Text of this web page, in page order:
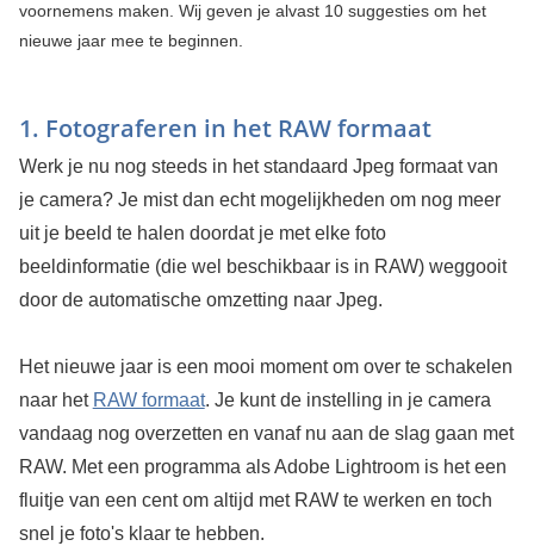
voornemens maken. Wij geven je alvast 10 suggesties om het
nieuwe jaar mee te beginnen.
1. Fotograferen in het RAW formaat
Werk je nu nog steeds in het standaard Jpeg formaat van
je camera? Je mist dan echt mogelijkheden om nog meer
uit je beeld te halen doordat je met elke foto
beeldinformatie (die wel beschikbaar is in RAW) weggooit
door de automatische omzetting naar Jpeg.
Het nieuwe jaar is een mooi moment om over te schakelen
naar het RAW formaat. Je kunt de instelling in je camera
vandaag nog overzetten en vanaf nu aan de slag gaan met
RAW. Met een programma als Adobe Lightroom is het een
fluitje van een cent om altijd met RAW te werken en toch
snel je foto's klaar te hebben.